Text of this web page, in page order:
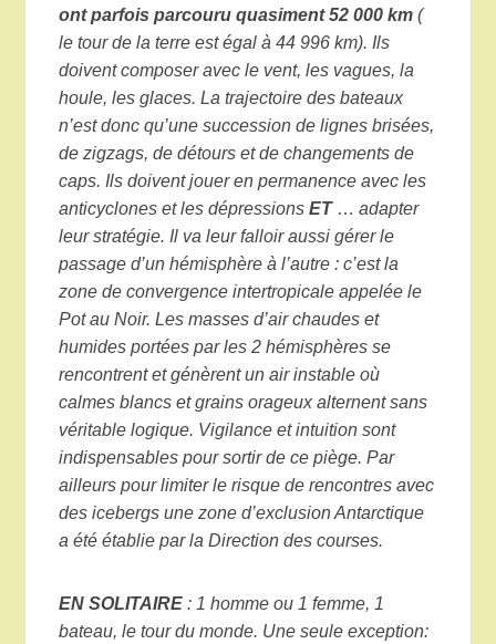
ont parfois parcouru quasiment 52 000 km(
le tour de la terre est égal à 44 996 km). Ils
doivent composer avec le vent, les vagues, la
houle, les glaces. La trajectoire des bateaux
n’est donc qu’une succession de lignes brisées,
de zigzags, de détours et de changements de
caps. Ils doivent jouer en permanence avec les
anticyclones et les dépressionsET …adapter
leur stratégie. Il va leur falloir aussi gérer le
passage d’un hémisphère à l’autre : c’est la
zone de convergence intertropicale appelée le
Pot au Noir. Les masses d’air chaudes et
humides portées par les 2 hémisphères se
rencontrent et génèrent un air instable où
calmes blancs et grains orageux alternent sans
véritable logique. Vigilance et intuition sont
indispensables pour sortir de ce piège. Par
ailleurs pour limiter le risque de rencontres avec
des icebergs une zone d’exclusion Antarctique
a été établie par la Direction des courses.
EN SOLITAIRE: 1 homme ou 1 femme, 1
bateau, le tour du monde. Une seule exception: